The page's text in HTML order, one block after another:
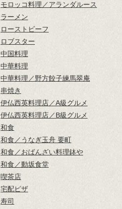
モロッコ料理／アランダルース
ラーメン
ローストビーフ
ロブスター
中国料理
中華料理
中華料理／野方餃子練馬翠庵
串焼き
伊仏西英料理店／A級グルメ
伊仏西英料理店／B級グルメ
和食
和食／うなぎ玉舟 要町
和食／おばんざい料理鉢や
和食／動坂食堂
喫茶店
宅配ピザ
寿司